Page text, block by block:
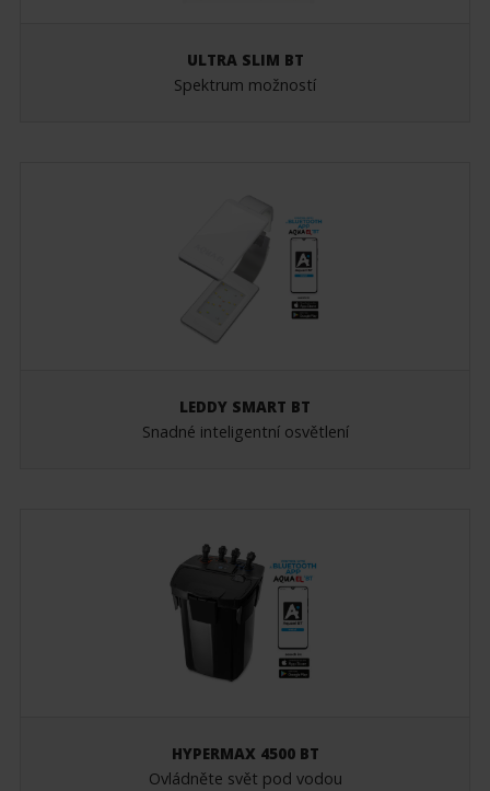
ULTRA SLIM BT
Spektrum možností
LEDDY SMART BT
Snadné inteligentní osvětlení
HYPERMAX 4500 BT
Ovládněte svět pod vodou